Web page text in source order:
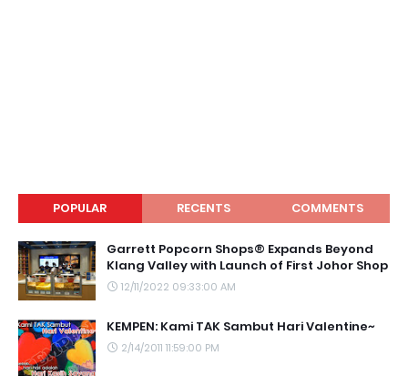
POPULAR RECENTS COMMENTS
Garrett Popcorn Shops® Expands Beyond
Klang Valley with Launch of First Johor Shop
12/11/2022 09:33:00 AM
KEMPEN: Kami TAK Sambut Hari Valentine~
2/14/2011 11:59:00 PM